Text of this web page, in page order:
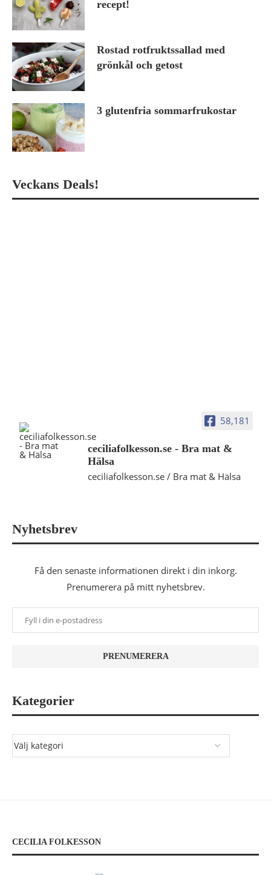
recept!
Rostad rotfruktssallad med
grönkål och getost
3 glutenfria sommarfrukostar
Veckans Deals!
58,181
ceciliafolkesson.se - Bra mat &
Hälsa
ceciliafolkesson.se / Bra mat & Hälsa
Nyhetsbrev
Få den senaste informationen direkt i din inkorg.
Prenumerera på mitt nyhetsbrev.
Kategorier
CECILIA FOLKESSON